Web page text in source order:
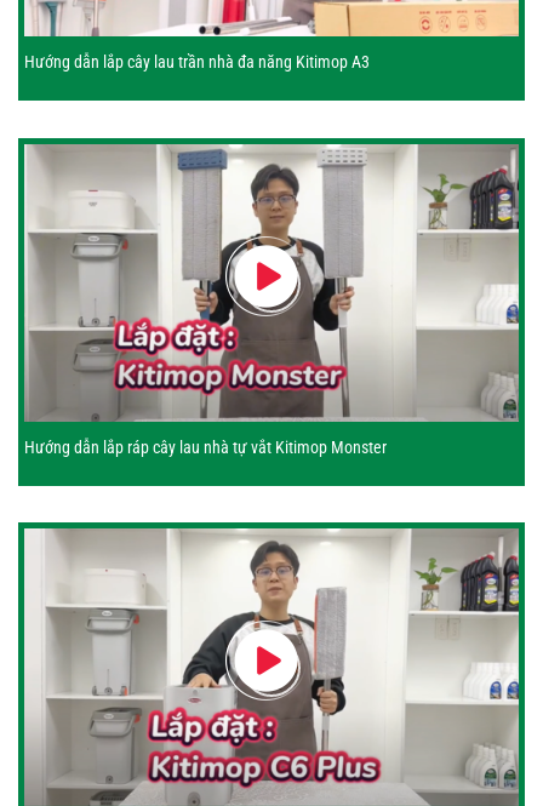
Hướng dẫn lắp cây lau trần nhà đa năng Kitimop A3
Hướng dẫn lắp ráp cây lau nhà tự vắt Kitimop Monster